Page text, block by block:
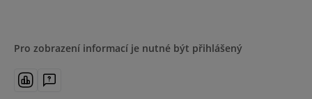
Pro zobrazení informací je nutné být přihlášený